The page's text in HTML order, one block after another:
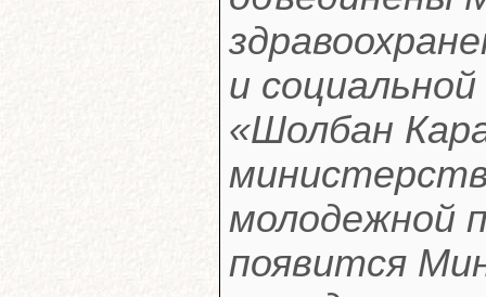
и
«Шолбан
молодежной
появится